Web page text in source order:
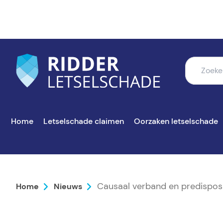
Home Letselschade claimen Oorzaken letselschade
Home Nieuws Causaal verband en